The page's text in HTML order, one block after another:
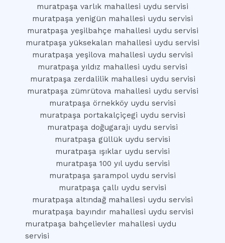
muratpaşa varlık mahallesi uydu servisi
muratpaşa yenigün mahallesi uydu servisi
muratpaşa yeşilbahçe mahallesi uydu servisi
muratpaşa yüksekalan mahallesi uydu servisi
muratpaşa yeşilova mahallesi uydu servisi
muratpaşa yıldız mahallesi uydu servisi
muratpaşa zerdalilik mahallesi uydu servisi
muratpaşa zümrütova mahallesi uydu servisi
muratpaşa örnekköy uydu servisi
muratpaşa portakalçiçegi uydu servisi
muratpaşa doğugarajı uydu servisi
muratpaşa güllük uydu servisi
muratpaşa ışıklar uydu servisi
muratpaşa 100 yıl uydu servisi
muratpaşa şarampol uydu servisi
muratpaşa çallı uydu servisi
muratpaşa altındağ mahallesi uydu servisi
muratpaşa bayındır mahallesi uydu servisi
muratpaşa bahçelievler mahallesi uydu
servisi